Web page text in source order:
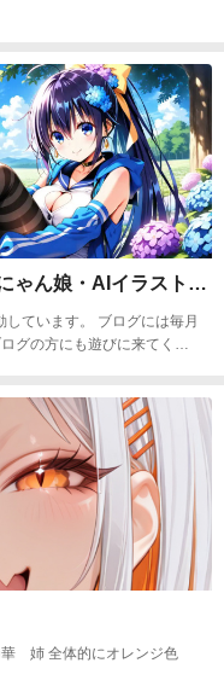
にゃんにゃん【にゃんにゃん娘・AIイラスト部】
ています。 ブログには毎月
グの方にも遊びに来てくだ
華 姉 全体的にオレンジ色